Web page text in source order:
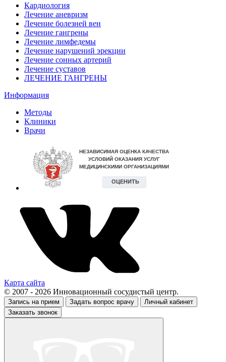
Кардиология
Лечение аневризм
Лечение болезней вен
Лечение гангрены
Лечение лимфедемы
Лечение нарушений эрекции
Лечение сонных артерий
Лечение суставов
ЛЕЧЕНИЕ ГАНГРЕНЫ
Информация
Методы
Клиники
Врачи
Карта сайта
© 2007 - 2026 Инновационный сосудистый центр.
Запись на прием Задать вопрос врачу
Личный кабинет
Заказать звонок